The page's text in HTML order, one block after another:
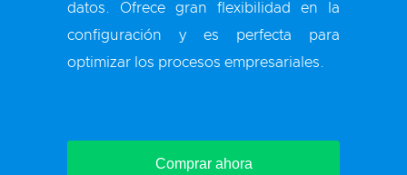
datos. Ofrece gran flexibilidad en la
configuración y es perfecta para
optimizar los procesos empresariales.
Comprar ahora